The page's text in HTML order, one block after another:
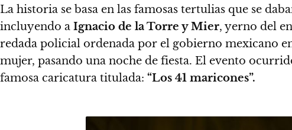
La historia se basa en las famosas tertulias que se
incluyendo a Ignacio de la Torre y Mier, yerno del
redada policial ordenada por el gobierno mexicano
mujer, pasando una noche de fiesta. El evento
famosa caricatura titulada: “Los 41 maricones”.